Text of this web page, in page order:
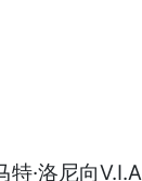
特·洛尼向